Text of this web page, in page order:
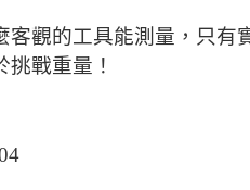
客觀的工具能測量，只有
戰重量！